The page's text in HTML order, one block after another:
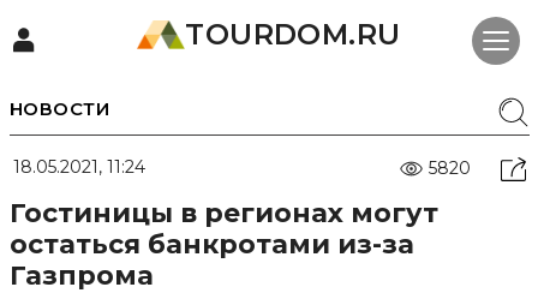
TOURDOM.RU
НОВОСТИ
18.05.2021, 11:24 5820
Гостиницы в регионах могут
остаться банкротами из-за
Газпрома